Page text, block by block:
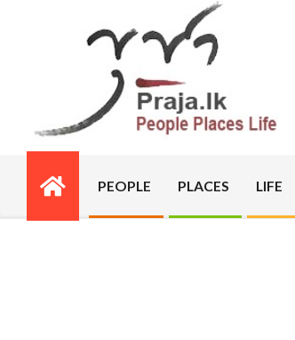
PRAJA.LK
Primary
Navigation
PEOPLE PLACES LIFE